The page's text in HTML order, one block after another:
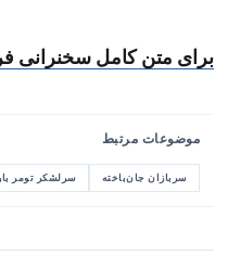
برای متن کامل سخنرانی
موضوعات مرتبط
سربازان جان‌باخته سرلشکر تومر بار